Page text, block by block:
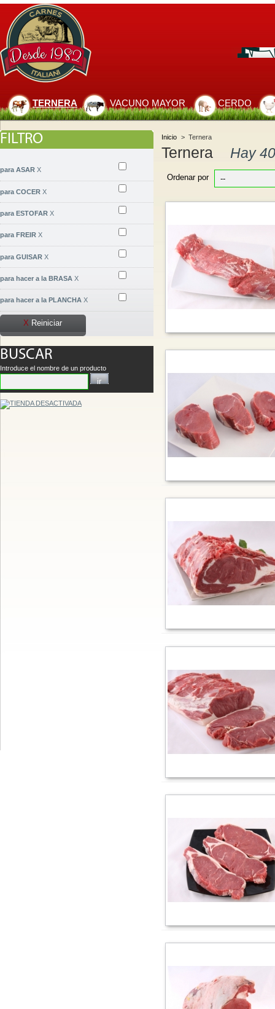
TERNERA VACUNO MAYOR CERDO
FILTRO
para ASAR X
para COCER X
para ESTOFAR X
para FREIR X
para GUISAR X
para hacer a la BRASA X
para hacer a la PLANCHA X
X Reiniciar
BUSCAR
Introduce el nombre de un producto
Inicio > Ternera
Ternera Hay
Ordenar por